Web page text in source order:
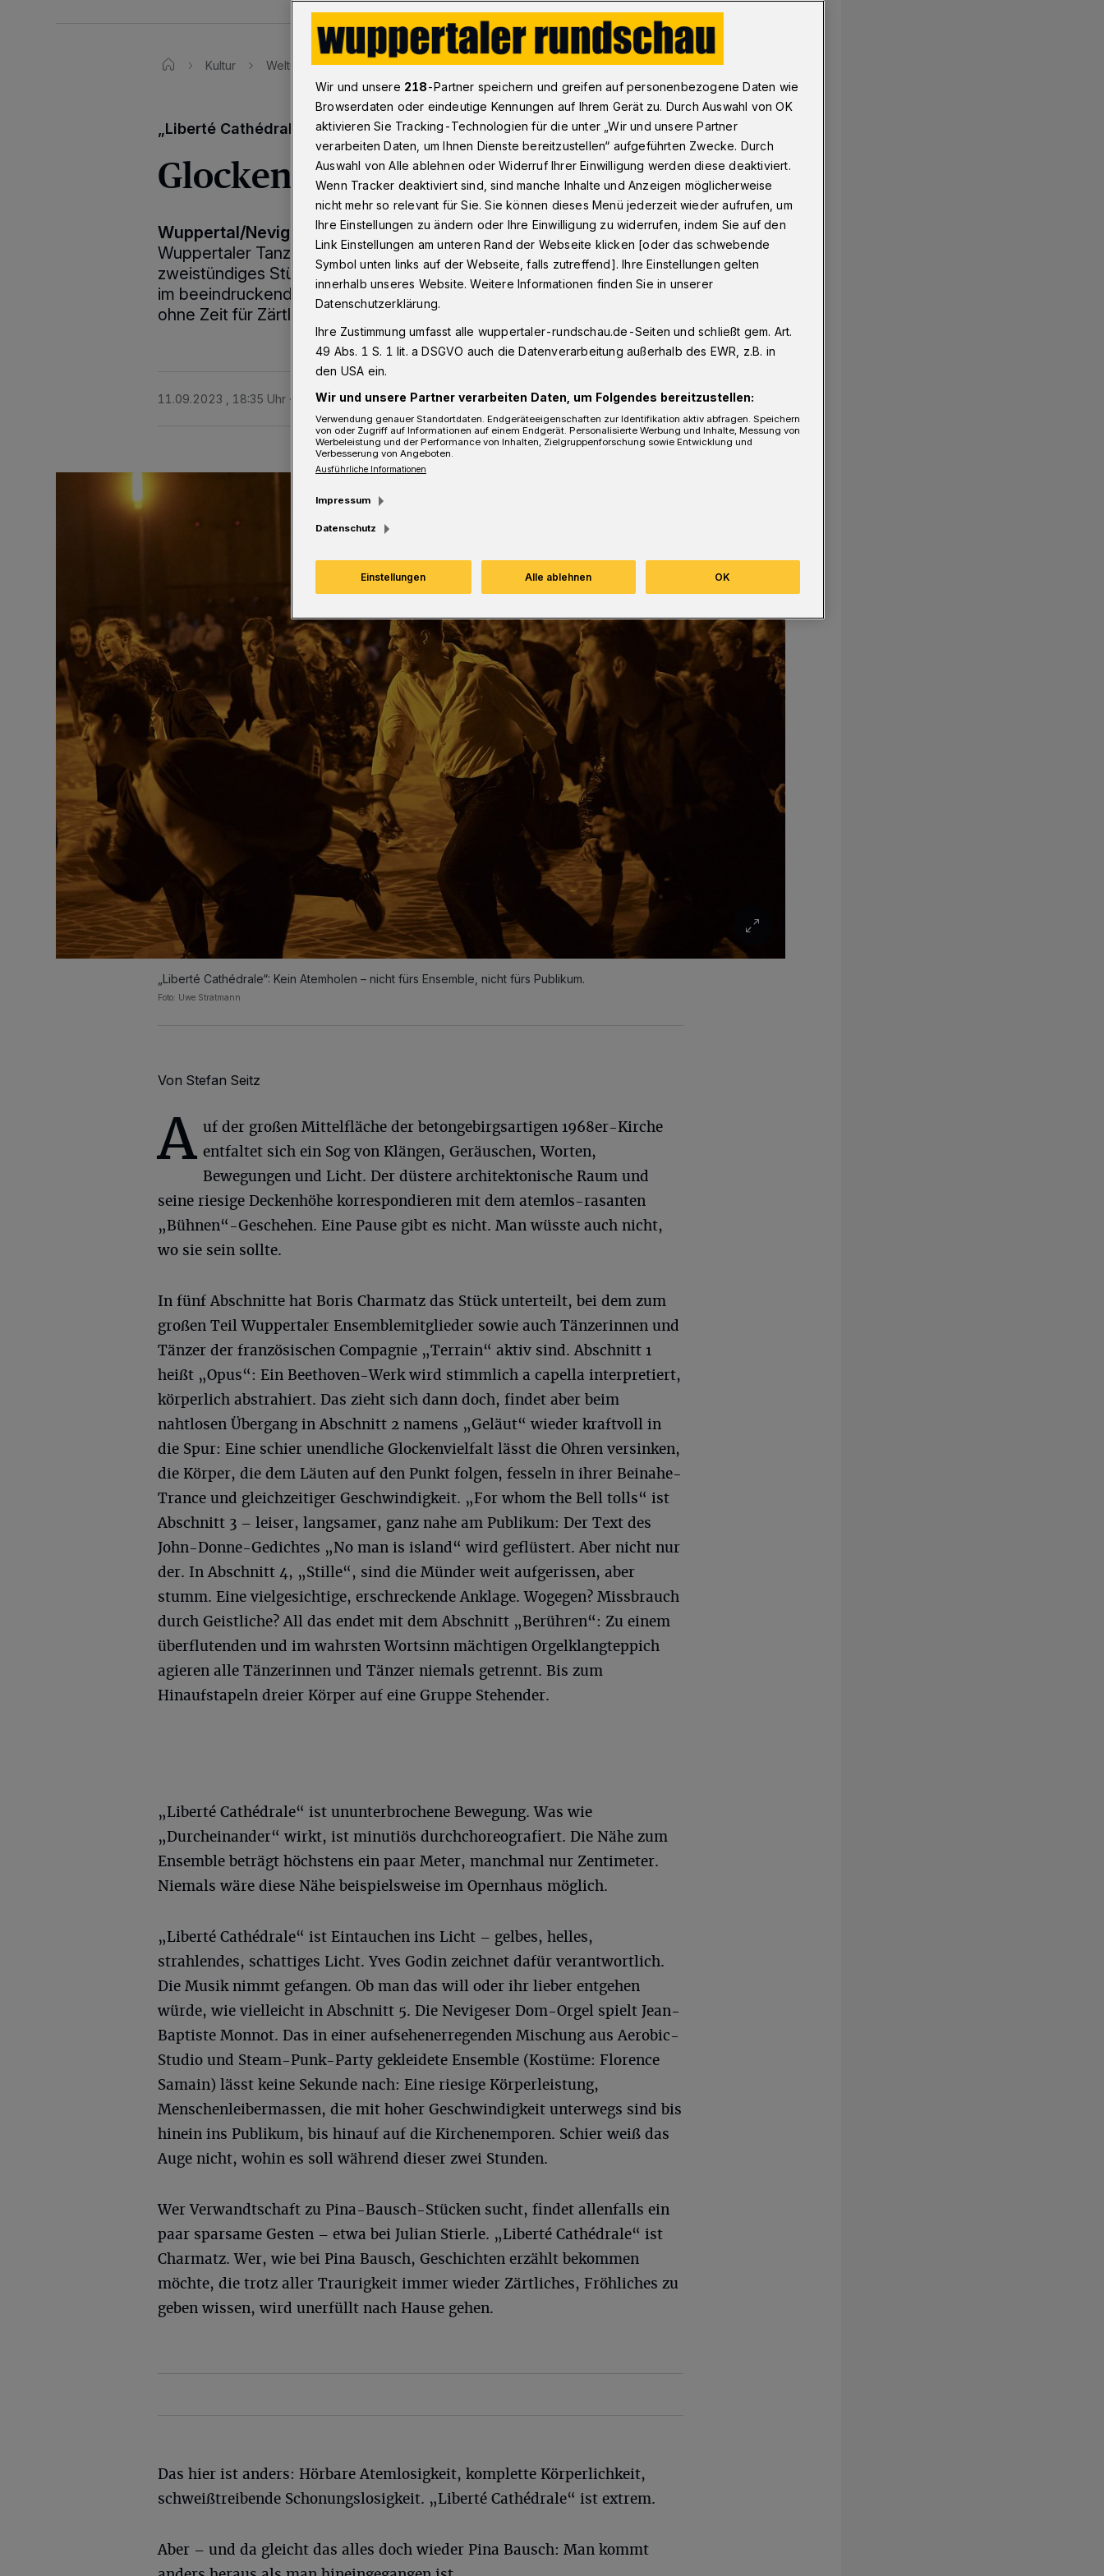
Kultur Welturaufführung von Boris Chamatz' "Liberté Cathédrale"
„Liberté Cathédrale“ von Boris Charmatz
Glocken, Orgel, Menschenleiber
Wuppertal/Neviges ·Boris Charmatz, der neue Intendant des
Wuppertaler Tanztheaters, hat einen Pflock eingeschlagen. Sein etwa
zweistündiges Stück „Liberté Cathédrale“ hatte jetzt Welturaufführung
im beeindruckenden Nevigeser Mariendom. Ein fünfteiliges Furioso –
ohne Zeit für Zärtlichkeit.
11.09.2023 , 18:35 Uhr 2 Minuten Lesezeit
„Liberté Cathédrale“: Kein Atemholen – nicht fürs Ensemble, nicht fürs Publikum.
Foto: Uwe Stratmann
Von Stefan Seitz
A uf der großen Mittelfläche der betongebirgsartigen 1968er-Kirche
entfaltet sich ein Sog von Klängen, Geräuschen, Worten,
Bewegungen und Licht. Der düstere architektonische Raum und
seine riesige Deckenhöhe korrespondieren mit dem atemlos-rasanten
„Bühnen“-Geschehen. Eine Pause gibt es nicht. Man wüsste auch nicht,
wo sie sein sollte.
In fünf Abschnitte hat Boris Charmatz das Stück unterteilt, bei dem zum
großen Teil Wuppertaler Ensemblemitglieder sowie auch Tänzerinnen und
Tänzer der französischen Compagnie „Terrain“ aktiv sind. Abschnitt 1
heißt „Opus“: Ein Beethoven-Werk wird stimmlich a capella interpretiert,
körperlich abstrahiert. Das zieht sich dann doch, findet aber beim
nahtlosen Übergang in Abschnitt 2 namens „Geläut“ wieder kraftvoll in
die Spur: Eine schier unendliche Glockenvielfalt lässt die Ohren versinken,
die Körper, die dem Läuten auf den Punkt folgen, fesseln in ihrer Beinahe-
Trance und gleichzeitiger Geschwindigkeit. „For whom the Bell tolls“ ist
Abschnitt 3 – leiser, langsamer, ganz nahe am Publikum: Der Text des
John-Donne-Gedichtes „No man is island“ wird geflüstert. Aber nicht nur
der. In Abschnitt 4, „Stille“, sind die Münder weit aufgerissen, aber
stumm. Eine vielgesichtige, erschreckende Anklage. Wogegen? Missbrauch
durch Geistliche? All das endet mit dem Abschnitt „Berühren“: Zu einem
überflutenden und im wahrsten Wortsinn mächtigen Orgelklangteppich
agieren alle Tänzerinnen und Tänzer niemals getrennt. Bis zum
Hinaufstapeln dreier Körper auf eine Gruppe Stehender.
„Liberté Cathédrale“ ist ununterbrochene Bewegung. Was wie
„Durcheinander“ wirkt, ist minutiös durchchoreografiert. Die Nähe zum
Ensemble beträgt höchstens ein paar Meter, manchmal nur Zentimeter.
Niemals wäre diese Nähe beispielsweise im Opernhaus möglich.
„Liberté Cathédrale“ ist Eintauchen ins Licht – gelbes, helles,
strahlendes, schattiges Licht. Yves Godin zeichnet dafür verantwortlich.
Die Musik nimmt gefangen. Ob man das will oder ihr lieber entgehen
würde, wie vielleicht in Abschnitt 5. Die Nevigeser Dom-Orgel spielt Jean-
Baptiste Monnot. Das in einer aufsehenerregenden Mischung aus Aerobic-
Studio und Steam-Punk-Party gekleidete Ensemble (Kostüme: Florence
Samain) lässt keine Sekunde nach: Eine riesige Körperleistung,
Menschenleibermassen, die mit hoher Geschwindigkeit unterwegs sind bis
hinein ins Publikum, bis hinauf auf die Kirchenemporen. Schier weiß das
Auge nicht, wohin es soll während dieser zwei Stunden.
Wer Verwandtschaft zu Pina-Bausch-Stücken sucht, findet allenfalls ein
paar sparsame Gesten – etwa bei Julian Stierle. „Liberté Cathédrale“ ist
Charmatz. Wer, wie bei Pina Bausch, Geschichten erzählt bekommen
möchte, die trotz aller Traurigkeit immer wieder Zärtliches, Fröhliches zu
geben wissen, wird unerfüllt nach Hause gehen.
Das hier ist anders: Hörbare Atemlosigkeit, komplette Körperlichkeit,
schweißtreibende Schonungslosigkeit. „Liberté Cathédrale“ ist extrem.
Aber – und da gleicht das alles doch wieder Pina Bausch: Man kommt
Wir und unsere 218-Partner speichern und greifen auf personenbezogene Daten wie
Browserdaten oder eindeutige Kennungen auf Ihrem Gerät zu. Durch Auswahl von OK
aktivieren Sie Tracking-Technologien für die unter „Wir und unsere Partner
verarbeiten Daten, um Ihnen Dienste bereitzustellen“ aufgeführten Zwecke. Durch
Auswahl von Alle ablehnen oder Widerruf Ihrer Einwilligung werden diese deaktiviert.
Wenn Tracker deaktiviert sind, sind manche Inhalte und Anzeigen möglicherweise
nicht mehr so relevant für Sie. Sie können dieses Menü jederzeit wieder aufrufen, um
Ihre Einstellungen zu ändern oder Ihre Einwilligung zu widerrufen, indem Sie auf den
Link Einstellungen am unteren Rand der Webseite klicken [oder das schwebende
Symbol unten links auf der Webseite, falls zutreffend]. Ihre Einstellungen gelten
innerhalb unseres Website. Weitere Informationen finden Sie in unserer
Datenschutzerklärung.
Ihre Zustimmung umfasst alle wuppertaler-rundschau.de-Seiten und schließt gem. Art.
49 Abs. 1 S. 1 lit. a DSGVO auch die Datenverarbeitung außerhalb des EWR, z.B. in
den USA ein.
Wir und unsere Partner verarbeiten Daten, um Folgendes bereitzustellen:
Verwendung genauer Standortdaten. Endgeräteeigenschaften zur Identifikation aktiv abfragen. Speichern
von oder Zugriff auf Informationen auf einem Endgerät. Personalisierte Werbung und Inhalte, Messung von
Werbeleistung und der Performance von Inhalten, Zielgruppenforschung sowie Entwicklung und
Verbesserung von Angeboten.
Ausführliche Informationen
Impressum
Datenschutz
Einstellungen Alle ablehnen OK